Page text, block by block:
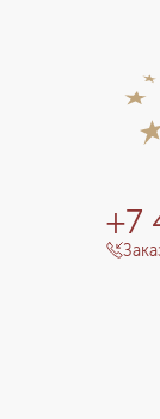
+7